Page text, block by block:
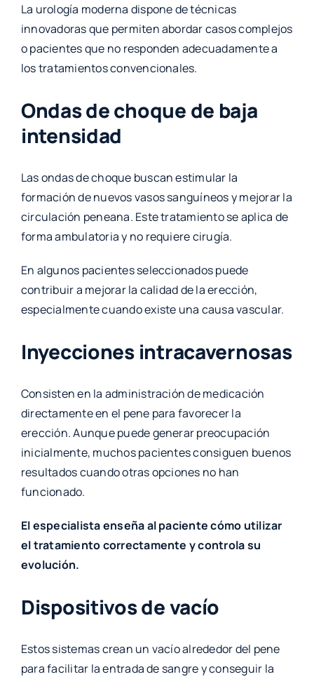
La urología moderna dispone de técnicas
innovadoras que permiten abordar casos complejos
o pacientes que no responden adecuadamente a
los tratamientos convencionales.
Ondas de choque de baja
intensidad
Las ondas de choque buscan estimular la
formación de nuevos vasos sanguíneos y mejorar la
circulación peneana. Este tratamiento se aplica de
forma ambulatoria y no requiere cirugía.
En algunos pacientes seleccionados puede
contribuir a mejorar la calidad de la erección,
especialmente cuando existe una causa vascular.
Inyecciones intracavernosas
Consisten en la administración de medicación
directamente en el pene para favorecer la
erección. Aunque puede generar preocupación
inicialmente, muchos pacientes consiguen buenos
resultados cuando otras opciones no han
funcionado.
El especialista enseña al paciente cómo utilizar
el tratamiento correctamente y controla su
evolución.
Dispositivos de vacío
Estos sistemas crean un vacío alrededor del pene
para facilitar la entrada de sangre y conseguir la